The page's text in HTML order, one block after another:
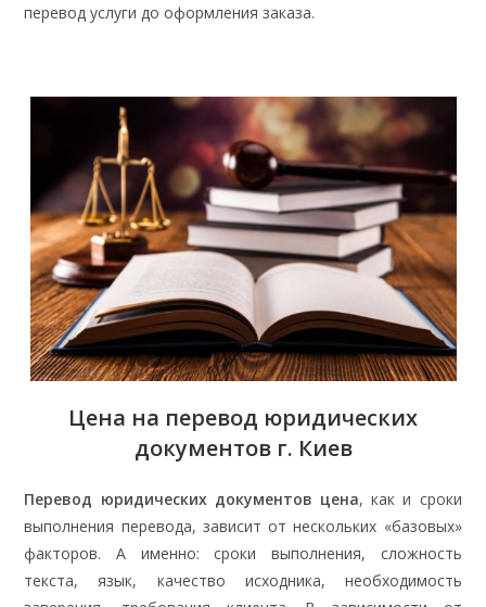
перевод услуги до оформления заказа.
Цена на перевод юридических
документов г. Киев
Перевод юридических документов цена, как и сроки
выполнения перевода, зависит от нескольких «базовых»
факторов. А именно: сроки выполнения, сложность
текста, язык, качество исходника, необходимость